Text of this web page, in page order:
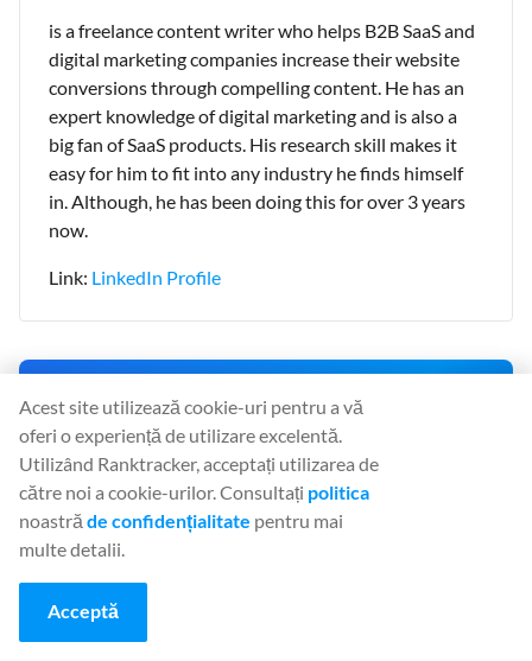
is a freelance content writer who helps B2B SaaS and
digital marketing companies increase their website
conversions through compelling content. He has an
expert knowledge of digital marketing and is also a
big fan of SaaS products. His research skill makes it
easy for him to fit into any industry he finds himself
in. Although, he has been doing this for over 3 years
now.
Link: LinkedIn Profile
⚡ 90% Flash Sale
90% off your first month on monthly plans. Your personal
30-minute offer is live now.
00:29:43
Acest site utilizează cookie-uri pentru a vă
oferi o experiență de utilizare excelentă.
Utilizând Ranktracker, acceptați utilizarea de
către noi a cookie-urilor. Consultați politica
noastră de confidențialitate pentru mai
multe detalii.
Acceptă